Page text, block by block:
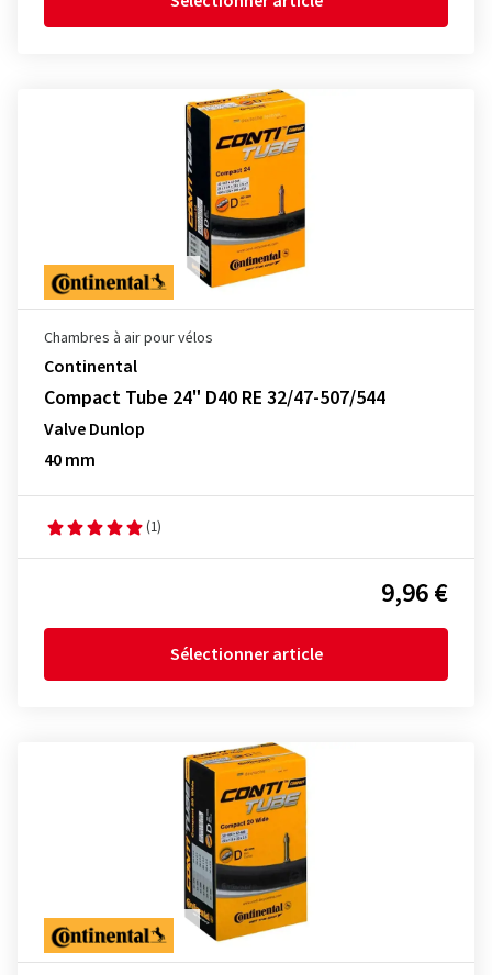
Chambres à air pour vélos
Continental
Compact Tube 24" D40 RE 32/47-507/544
Valve Dunlop
40 mm
(1)
9,96 €
Sélectionner article